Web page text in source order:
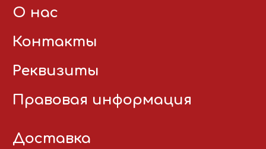
О нас
Контакты
Реквизиты
Правовая информация
Доставка